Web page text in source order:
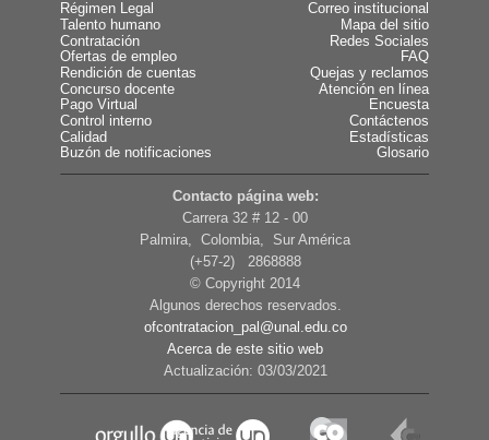
Régimen Legal
Talento humano
Contratación
Ofertas de empleo
Rendición de cuentas
Concurso docente
Pago Virtual
Control interno
Calidad
Buzón de notificaciones
Correo institucional
Mapa del sitio
Redes Sociales
FAQ
Quejas y reclamos
Atención en línea
Encuesta
Contáctenos
Estadísticas
Glosario
Contacto página web:
Carrera 32 # 12 - 00
Palmira, Colombia, Sur América
(+57-2) 2868888
© Copyright 2014
Algunos derechos reservados.
ofcontratacion_pal@unal.edu.co
Acerca de este sitio web
Actualización: 03/03/2021